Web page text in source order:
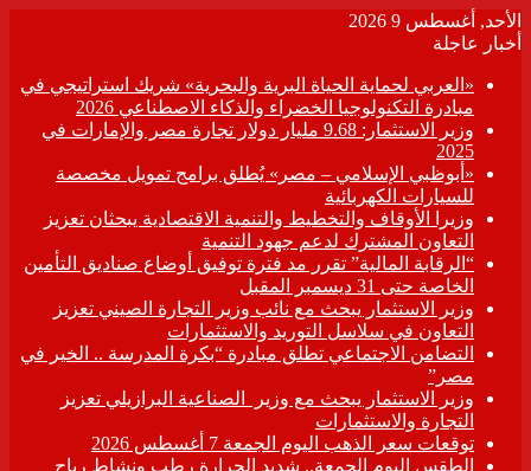
الأحد, أغسطس 9 2026
أخبار عاجلة
«العربي لحماية الحياة البرية والبحرية» شريك استراتيجي في
مبادرة التكنولوجيا الخضراء والذكاء الاصطناعي 2026
وزير الاستثمار: 9.68 مليار دولار تجارة مصر والإمارات في
2025
«أبوظبي الإسلامي – مصر» يُطلق برامج تمويل مخصصة
للسيارات الكهربائية
وزيرا الأوقاف والتخطيط والتنمية الاقتصادية يبحثان تعزيز
التعاون المشترك لدعم جهود التنمية
“الرقابة المالية” تقرر مد فترة توفيق أوضاع صناديق التأمين
الخاصة حتى 31 ديسمبر المقبل
وزير الاستثمار يبحث مع نائب وزير التجارة الصيني تعزيز
التعاون في سلاسل التوريد والاستثمارات
التضامن الاجتماعي تطلق مبادرة “بكرة المدرسة .. الخير في
مصر”
وزير الاستثمار يبحث مع وزير الصناعية البرازيلي تعزيز
التجارة والاستثمارات
توقعات سعر الذهب اليوم الجمعة 7 أغسطس 2026
الطقس اليوم الجمعة.. شديد الحرارة رطب ونشاط رياح